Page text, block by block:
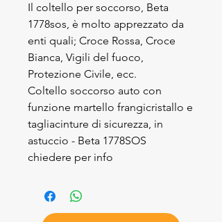
Il coltello per soccorso, Beta
1778sos, è molto apprezzato da
enti quali; Croce Rossa, Croce
Bianca, Vigili del fuoco,
Protezione Civile, ecc.
Coltello soccorso auto con
funzione martello frangicristallo e
tagliacinture di sicurezza, in
astuccio - Beta 1778SOS
chiedere per info